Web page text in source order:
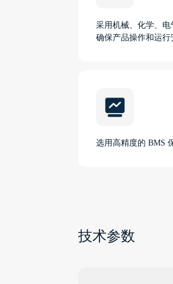
采用机械、化学、电
确保产品操作和运行
选用高精度的 BMS
技术参数